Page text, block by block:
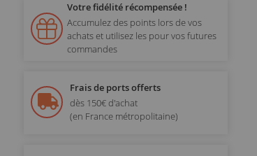
Votre fidélité récompensée !
Accumulez des points lors de vos
achats et utilisez les pour vos futures
commandes
Frais de ports offerts
dès 150€ d'achat
(en France métropolitaine)